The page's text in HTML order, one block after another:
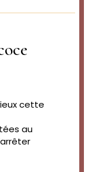
cette
au